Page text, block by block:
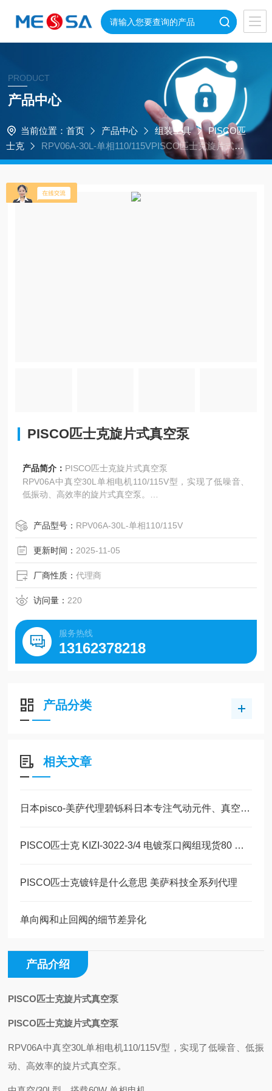
PRODUCT
产品中心
当前位置： 首页 产品中心 组装工具
PISCO匹
士克
RPV06A-30L-单相110/115VPISCO匹士克旋片式真
空泵
PISCO匹士克旋片式真空泵
产品简介： PISCO匹士克旋片式真空泵
RPV06A中真空30L单相电机110/115V型，实现了低噪音、
低振动、高效率的旋片式真空泵。
产品型号： RPV06A-30L-单相110/115V
更新时间： 2025-11-05
厂商性质：代理商
访问量： 220
服务热线
13162378218
产品分类
相关文章
日本pisco-美萨代理碧铄科日本专注气动元件、真空发生系统简介
PISCO匹士克 KIZI-3022-3/4 电镀泵口阀组现货80 美萨全系列代理
PISCO匹士克镀锌是什么意思 美萨科技全系列代理
单向阀和止回阀的细节差异化
产品介绍
PISCO匹士克旋片式真空泵
PISCO匹士克旋片式真空泵
RPV06A中真空30L单相电机110/115V型，实现了低噪音、低振
动、高效率的旋片式真空泵。